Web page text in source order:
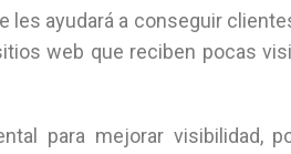
ayudará a conseguir
web que reciben pocas
para mejorar visibilidad,